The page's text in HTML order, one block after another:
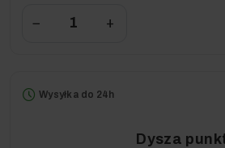
− +
Wysyłka do 24h
Dysza